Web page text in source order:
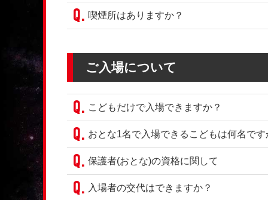
喫煙所はありますか？
ご入場について
こどもだけで入場できますか？
おとな1名で入場できるこどもは何名です
保護者(おとな)の資格に関して
入場者の交代はできますか？